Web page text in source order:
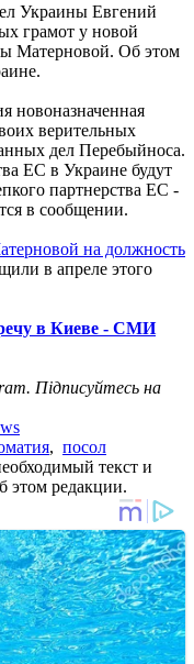
Украины Евгений
грамот у новой
Матерновой. Об этом
новоназначенная
верительных
дел Перебыйноса.
ЕС в Украине будут
партнерства ЕС -
в сообщении.
на должность
в апреле этого
в Киеве - СМИ
Підписуйтесь на
, посол
текст и
этом редакции.